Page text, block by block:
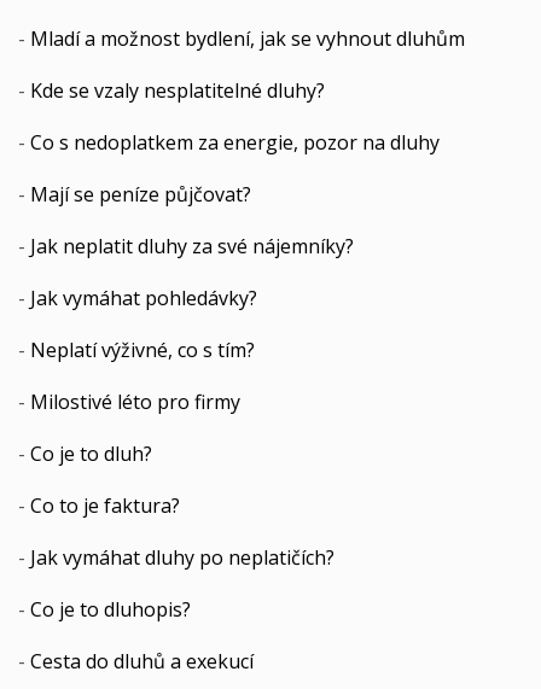
- Mladí a možnost bydlení, jak se vyhnout dluhům
- Kde se vzaly nesplatitelné dluhy?
- Co s nedoplatkem za energie, pozor na dluhy
- Mají se peníze půjčovat?
- Jak neplatit dluhy za své nájemníky?
- Jak vymáhat pohledávky?
- Neplatí výživné, co s tím?
- Milostivé léto pro firmy
- Co je to dluh?
- Co to je faktura?
- Jak vymáhat dluhy po neplatičích?
- Co je to dluhopis?
- Cesta do dluhů a exekucí